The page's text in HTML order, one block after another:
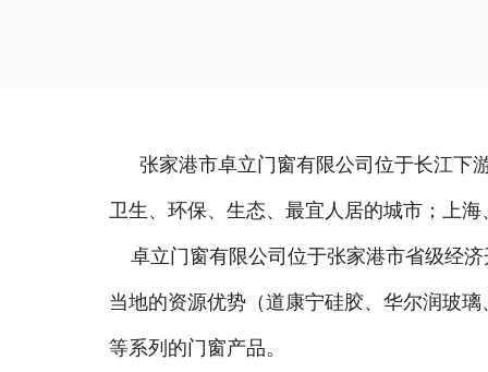
张家港市卓立门窗有限公司位于长江下
卫生、环保、生态、最宜人居的城市；上
卓立门窗有限公司位于张家港市省级经济
当地的资源优势（道康宁硅胶、华尔润玻
等系列的门窗产品。